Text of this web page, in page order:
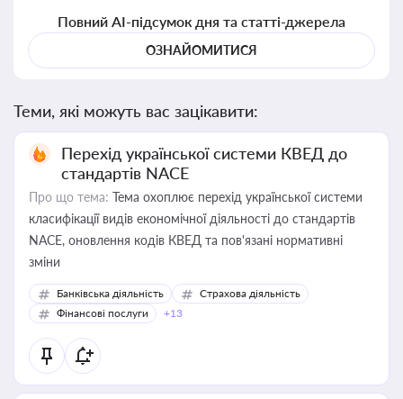
Повний AI-підсумок дня та статті-джерела
ОЗНАЙОМИТИСЯ
Теми, які можуть вас зацікавити:
Перехід української системи КВЕД до
стандартів NACE
Про що тема: Тема охоплює перехід української системи
класифікації видів економічної діяльності до стандартів
NACE, оновлення кодів КВЕД та пов'язані нормативні
зміни
Банківська діяльність
Страхова діяльність
Фінансові послуги
+13